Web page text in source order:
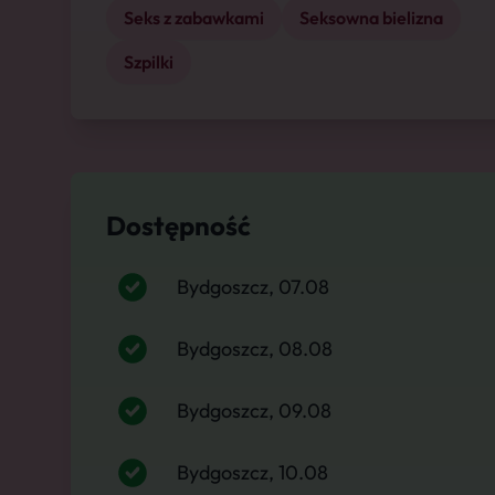
Seks z zabawkami
Seksowna bielizna
Szpilki
Dostępność
Bydgoszcz, 07.08
Bydgoszcz, 08.08
Bydgoszcz, 09.08
Bydgoszcz, 10.08